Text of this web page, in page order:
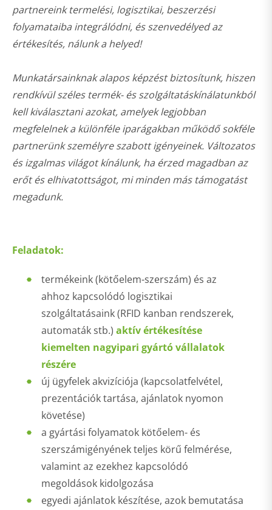
partnereink termelési, logisztikai, beszerzési
folyamataiba integrálódni, és szenvedélyed az
értékesítés, nálunk a helyed!
Munkatársainknak alapos képzést biztosítunk, hiszen
rendkívül széles termék- és szolgáltatáskínálatunkból
kell kiválasztani azokat, amelyek legjobban
megfelelnek a különféle iparágakban működő sokféle
partnerünk személyre szabott igényeinek. Változatos
és izgalmas világot kínálunk, ha érzed magadban az
erőt és elhivatottságot, mi minden más támogatást
megadunk.
Feladatok:
termékeink (kötőelem-szerszám) és az
ahhoz kapcsolódó logisztikai
szolgáltatásaink (RFID kanban rendszerek,
automaták stb.) aktív értékesítése
kiemelten nagyipari gyártó vállalatok
részére
új ügyfelek akvizíciója (kapcsolatfelvétel,
prezentációk tartása, ajánlatok nyomon
követése)
a gyártási folyamatok kötőelem- és
szerszámigényének teljes körű felmérése,
valamint az ezekhez kapcsolódó
megoldások kidolgozása
egyedi ajánlatok készítése, azok bemutatása